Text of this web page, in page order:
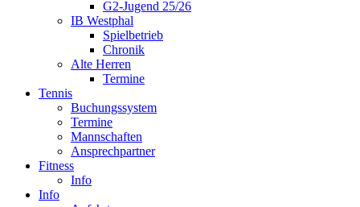
G2-Jugend 25/26
IB Westphal
Spielbetrieb
Chronik
Alte Herren
Termine
Tennis
Buchungssystem
Termine
Mannschaften
Ansprechpartner
Fitness
Info
Info